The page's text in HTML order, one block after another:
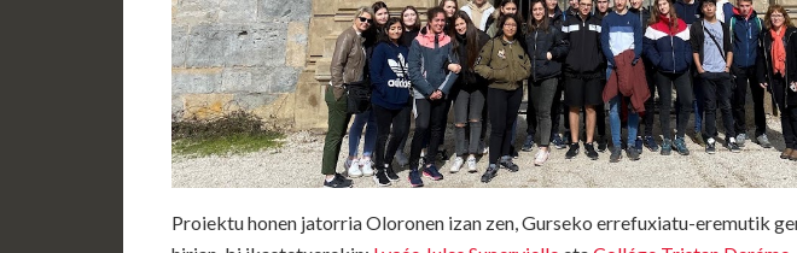
Proiektu honen jatorria Oloronen izan zen, Gurseko errefuxiatu-eremutik